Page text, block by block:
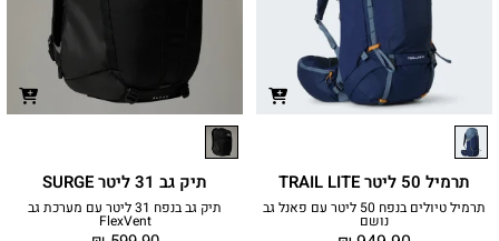
תרמיל 50 ליטר TRAIL LITE
תרמיל טיולים בנפח 50 ליטר עם פאנל גב
נושם
תיק גב 31 ליטר SURGE
תיק גב בנפח 31 ליטר עם מערכת גב
FlexVent